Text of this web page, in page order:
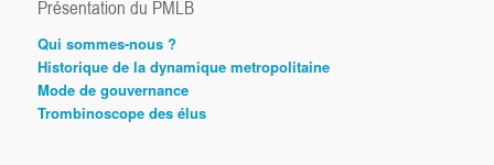
Présentation du PMLB
Qui sommes-nous ?
Historique de la dynamique metropolitaine
Mode de gouvernance
Trombinoscope des élus